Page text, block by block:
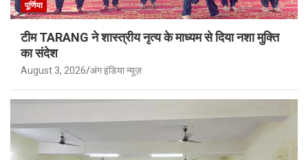
पूर्णिया
टीम TARANG ने शास्त्रीय नृत्य के माध्यम से दिया नशा मुक्ति
का संदेश
August 3, 2026 अंग इंडिया न्यूज़